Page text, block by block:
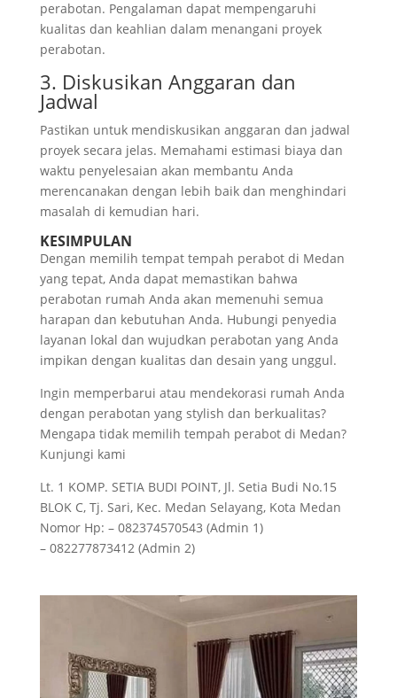
perabotan. Pengalaman dapat mempengaruhi
kualitas dan keahlian dalam menangani proyek
perabotan.
3. Diskusikan Anggaran dan
Jadwal
Pastikan untuk mendiskusikan anggaran dan jadwal
proyek secara jelas. Memahami estimasi biaya dan
waktu penyelesaian akan membantu Anda
merencanakan dengan lebih baik dan menghindari
masalah di kemudian hari.
KESIMPULAN
Dengan memilih tempat tempah perabot di Medan
yang tepat, Anda dapat memastikan bahwa
perabotan rumah Anda akan memenuhi semua
harapan dan kebutuhan Anda. Hubungi penyedia
layanan lokal dan wujudkan perabotan yang Anda
impikan dengan kualitas dan desain yang unggul.
Ingin memperbarui atau mendekorasi rumah Anda
dengan perabotan yang stylish dan berkualitas?
Mengapa tidak memilih tempah perabot di Medan?
Kunjungi kami
Lt. 1 KOMP. SETIA BUDI POINT, Jl. Setia Budi No.15
BLOK C, Tj. Sari, Kec. Medan Selayang, Kota Medan
Nomor Hp: – 082374570543 (Admin 1)
– 082277873412 (Admin 2)